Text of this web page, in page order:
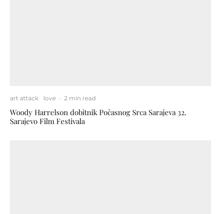
art attack love · 2 min read
Woody Harrelson dobitnik Počasnog Srca Sarajeva 32.
Sarajevo Film Festivala